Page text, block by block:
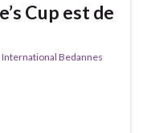
Cup est de
International Bedannes